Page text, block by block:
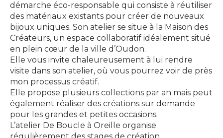
démarche éco-responsable qui consiste à réutiliser
des matériaux existants pour créer de nouveaux
bijoux uniques. Son atelier se situe à la Maison des
Créateurs, un espace collaboratif idéalement situé
en plein cœur de la ville d’Oudon.
Elle vous invite chaleureusement à lui rendre
visite dans son atelier, où vous pourrez voir de près
mon processus créatif.
Elle propose plusieurs collections par an mais peut
également réaliser des créations sur demande
pour les grandes et petites occasions.
L’atelier De Boucle à Oreille organise